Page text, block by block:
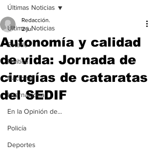
Últimas Noticias
Estado
Política
Nacional
Internacional
En la Opinión de...
Policía
Deportes
Últimas Noticias
Autonomía y calidad
de vida: Jornada de
cirugías de cataratas
del SEDIF
Redacción.
2 jul